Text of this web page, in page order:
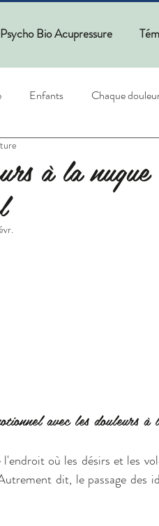
Psycho Bio Acupressure
Enfants Chaque
à la
avec les douleurs à
où les désirs et les
dit, le passage des